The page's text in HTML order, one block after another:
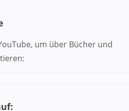
um über Bücher und